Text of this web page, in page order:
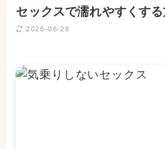
セックスで濡れやすくす
2026-06-28